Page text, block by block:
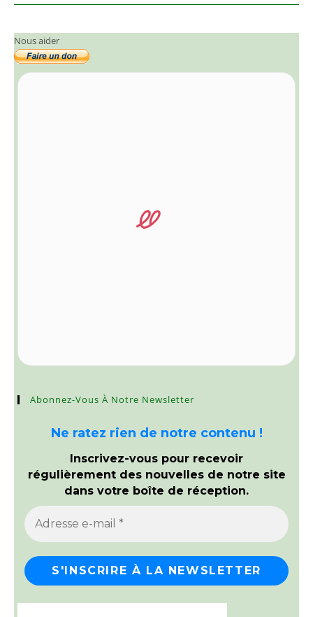
Nous aider
Abonnez-Vous À Notre Newsletter
Ne ratez rien de notre contenu !
Inscrivez-vous pour recevoir
régulièrement des nouvelles de notre site
dans votre boîte de réception.